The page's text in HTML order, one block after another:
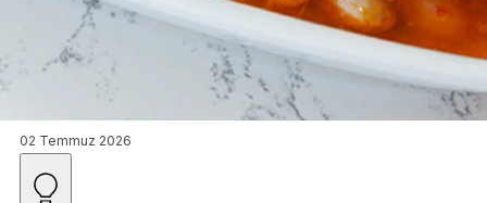
02 Temmuz 2026